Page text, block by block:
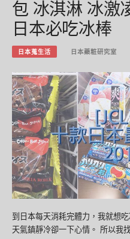
包 冰淇淋 冰激
日本必吃冰棒
日本蒐生活 日本藥粧研究室
到日本每天消耗完體力，我就想
天氣鎮靜冷卻一下心情。 所以我